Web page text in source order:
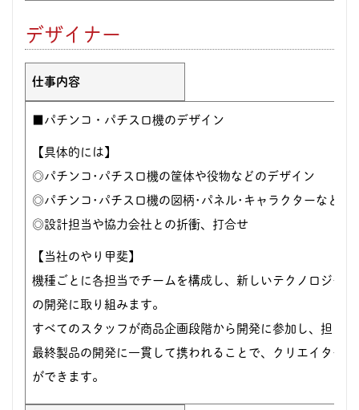
デザイナー
仕事内容
■パチンコ・パチスロ機のデザイン
【具体的には】
◎パチンコ･パチスロ機の筐体や役物などのデザイン
◎パチンコ･パチスロ機の図柄･パネル･キャラクターなどの
◎設計担当や協力会社との折衝、打合せ
【当社のやり甲斐】
機種ごとに各担当でチームを構成し、新しいテクノロジー
の開発に取り組みます。
すべてのスタッフが商品企画段階から開発に参加し、担当
最終製品の開発に一貫して携われることで、クリエイター
ができます。